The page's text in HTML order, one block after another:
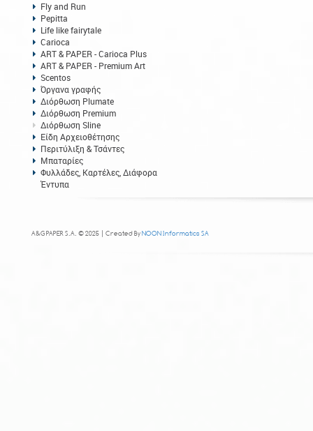
Fly and Run
Pepitta
Life like fairytale
Carioca
ART & PAPER - Carioca Plus
ART & PAPER - Premium Art
Scentos
Όργανα γραφής
Διόρθωση Plumate
Διόρθωση Premium
Διόρθωση Sline
Είδη Αρχειοθέτησης
Περιτύλιξη & Τσάντες
Μπαταρίες
Φυλλάδες, Καρτέλες, Διάφορα
Έντυπα
A&G PAPER S.A. © 2025 | Created ByNOON Informatics SA